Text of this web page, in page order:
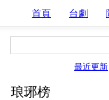
首頁 台劇
最近更新
琅琊榜